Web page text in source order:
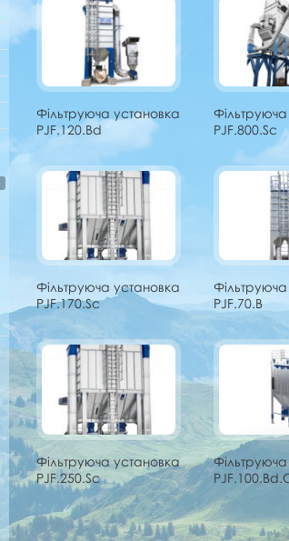
Фільтруюча установка
PJF.120.Bd
PJF.800.Sc
Фільтруюча установка
PJF.170.Sc
PJF.70.B
Фільтруюча установка
PJF.250.Sc